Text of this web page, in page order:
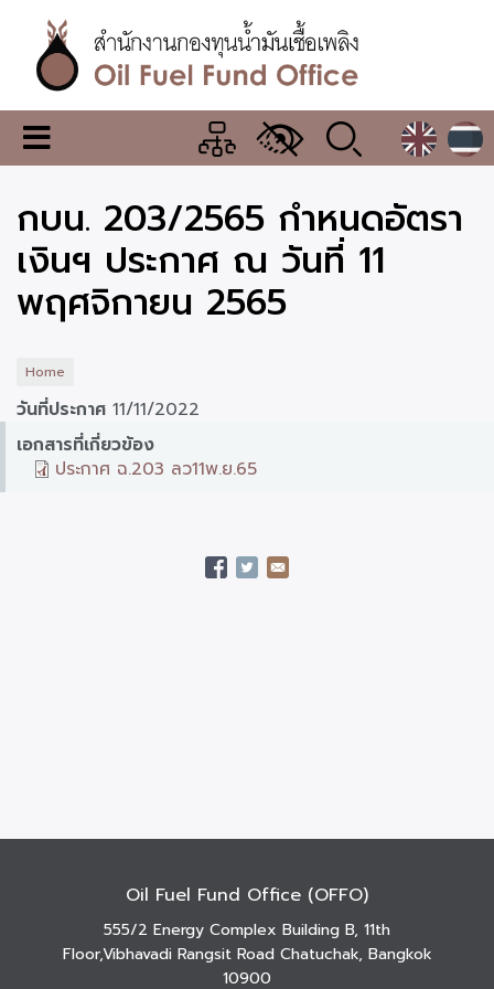
content
สำนักงาน
กองทุน
น้ำมัน
เชื้อ
เพลิง
เมนู
เปลี่ยน
แสดง
ผล
กบน. 203/2565 กำหนดอัตรา
เงินฯ ประกาศ ณ วันที่ 11
พฤศจิกายน 2565
Home
วันที่ประกาศ 11/11/2022
เอกสารที่เกี่ยวข้อง
ประกาศ ฉ.203 ลว11พ.ย.65
Oil Fuel Fund Office (OFFO)
555/2 Energy Complex Building B, 11th
Floor,Vibhavadi Rangsit Road Chatuchak, Bangkok
10900